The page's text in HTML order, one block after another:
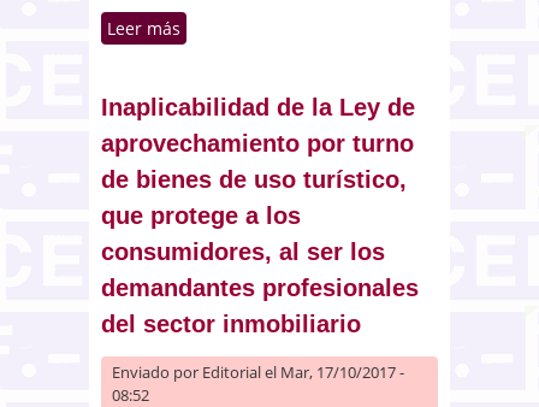
Leer más
propiedad privativa de uno de
los cónyuges
Inaplicabilidad de la Ley de
aprovechamiento por turno
de bienes de uso turístico,
que protege a los
consumidores, al ser los
demandantes profesionales
del sector inmobiliario
Enviado por Editorialel Mar, 17/10/2017 -
08:52